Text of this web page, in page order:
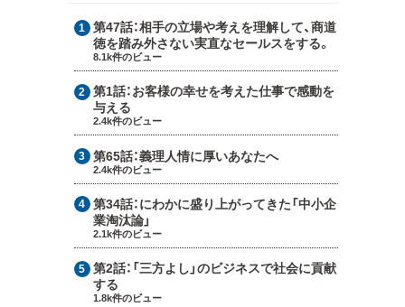
第47話：相手の立場や考えを理解して、商道
徳を踏み外さない実直なセールスをする。
8.1k件のビュー
第1話：お客様の幸せを考えた仕事で感動を
与える
2.4k件のビュー
第65話：義理人情に厚いあなたへ
2.4k件のビュー
第34話：にわかに盛り上がってきた「中小企
業淘汰論」
2.1k件のビュー
第2話： 「三方よし」のビジネスで社会に貢献
する
1.8k件のビュー